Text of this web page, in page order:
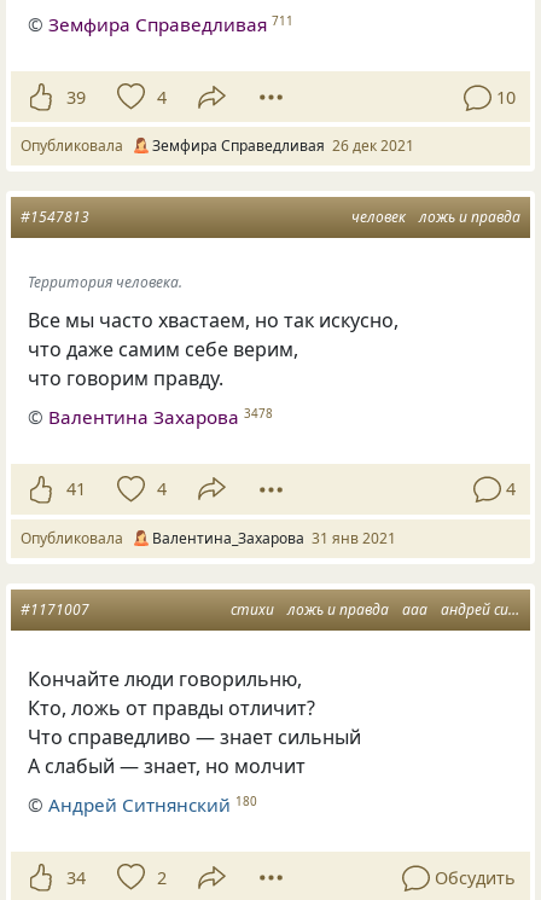
©Земфира Справедливая 711
39 4 10
Опубликовала Земфира Справедливая 26 дек 2021
человек ложь и правда
#1547813
Территория человека.
Все мы часто хвастаем, но так искусно,
что даже самим себе верим,
что говорим правду.
© Валентина Захарова 3478
41 4 4
Опубликовала Валентина_Захарова 31 янв 2021
стихи ложь и правда ааа андрей ситнянский
#1171007
Кончайте люди говорильню,
Кто, ложь от правды отличит?
Что справедливо — знает сильный
А слабый — знает, но молчит
©Андрей Ситнянский 180
34 2 Обсудить